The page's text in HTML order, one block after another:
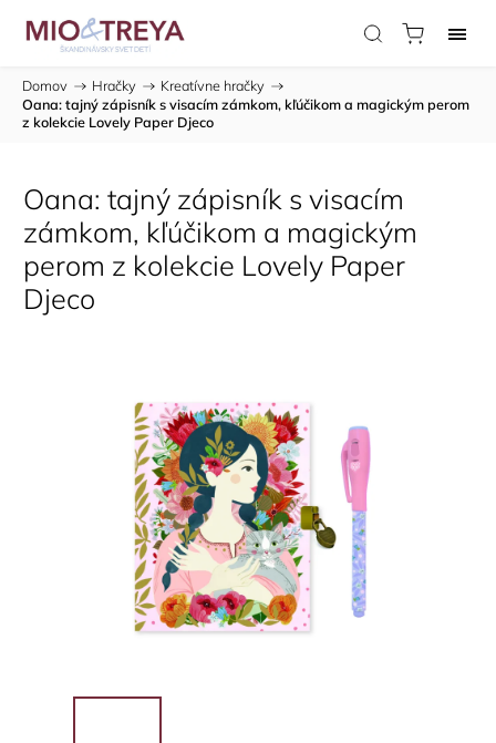
Domov / Hračky / Kreatívne hračky /
Oana: tajný zápisník s visacím zámkom, kľúčikom a magickým perom
z kolekcie Lovely Paper Djeco
Oana: tajný zápisník s visacím
zámkom, kľúčikom a magickým
perom z kolekcie Lovely Paper
Djeco